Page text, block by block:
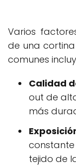
Varios
de una
comunes
Calidad
out de
más
tejido de